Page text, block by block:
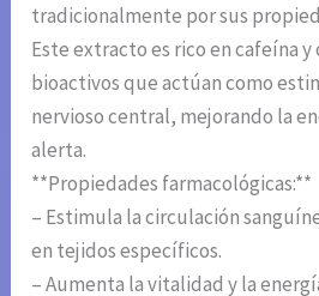
tradicionalmente por sus
Este extracto es rico en cafeína
bioactivos que actúan como
nervioso central, mejorando la
alerta.
**Propiedades farmacológicas:**
– Estimula la circulación
en tejidos específicos.
– Aumenta la vitalidad y la